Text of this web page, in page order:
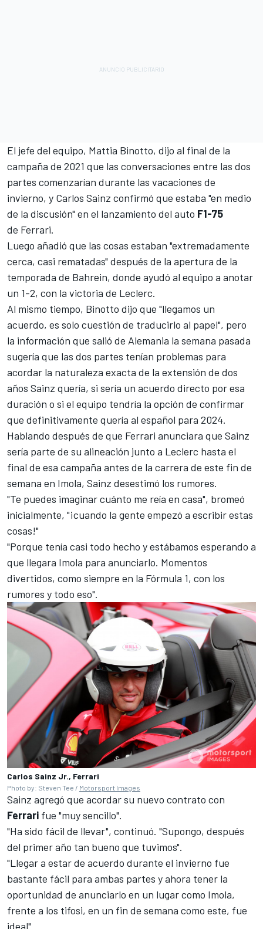
El jefe del equipo, Mattia Binotto, dijo al final de la
campaña de 2021 que las conversaciones entre las dos
partes comenzarían durante las vacaciones de
invierno, y Carlos Sainz confirmó que estaba "en medio
de la discusión" en el lanzamiento del auto F1-75
de Ferrari.
Luego añadió que las cosas estaban "extremadamente
cerca, casi rematadas" después de la apertura de la
temporada de Bahrein, donde ayudó al equipo a anotar
un 1-2, con la victoria de Leclerc.
Al mismo tiempo, Binotto dijo que "llegamos un
acuerdo, es solo cuestión de traducirlo al papel", pero
la información que salió de Alemania la semana pasada
sugería que las dos partes tenían problemas para
acordar la naturaleza exacta de la extensión de dos
años Sainz quería, si sería un acuerdo directo por esa
duración o si el equipo tendría la opción de confirmar
que definitivamente quería al español para 2024.
Hablando después de que Ferrari anunciara que Sainz
sería parte de su alineación junto a Leclerc hasta el
final de esa campaña antes de la carrera de este fin de
semana en Imola, Sainz desestimó los rumores.
"Te puedes imaginar cuánto me reía en casa", bromeó
inicialmente, "¡cuando la gente empezó a escribir estas
cosas!"
"Porque tenía casi todo hecho y estábamos esperando a
que llegara Imola para anunciarlo. Momentos
divertidos, como siempre en la Fórmula 1, con los
rumores y todo eso".
Carlos Sainz Jr., Ferrari
Photo by: Steven Tee / Motorsport Images
Sainz agregó que acordar su nuevo contrato con
Ferrari fue "muy sencillo".
"Ha sido fácil de llevar", continuó. "Supongo, después
del primer año tan bueno que tuvimos".
"Llegar a estar de acuerdo durante el invierno fue
bastante fácil para ambas partes y ahora tener la
oportunidad de anunciarlo en un lugar como Imola,
frente a los tifosi, en un fin de semana como este, fue
ideal".